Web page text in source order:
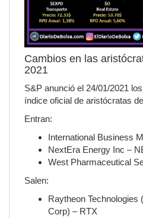
Cambios en las
2021
S&P anunció el 24/01/2021
índice oficial de aristócratas
Entran:
International Business
NextEra Energy Inc –
West Pharmaceutical
Salen:
Raytheon Technologies
Corp) – RTX